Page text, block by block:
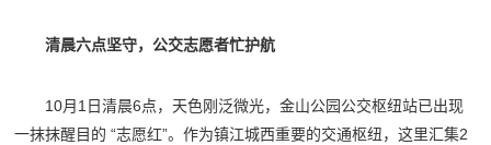
清晨六点坚守，公交志愿者忙护航
10月1日清晨6点，天色刚泛微光，金山公园公交枢纽站已出现
一抹抹醒目的 “志愿红”。作为镇江城西重要的交通枢纽，这里汇集2